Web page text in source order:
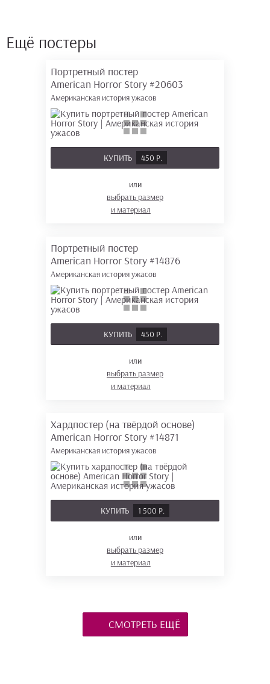
Ещё постеры
Портретный постер
American Horror Story #20603
Американская история ужасов
КУПИТЬ 450 Р.
или
выбрать размер
и материал
Портретный постер
American Horror Story #14876
Американская история ужасов
КУПИТЬ 450 Р.
или
выбрать размер
и материал
Хардпостер (на твёрдой основе)
American Horror Story #14871
Американская история ужасов
КУПИТЬ 1 500 Р.
или
выбрать размер
и материал
СМОТРЕТЬ ЕЩЁ